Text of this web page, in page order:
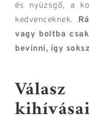
és nyüzsgő, a
kedvenceknek.
vagy boltba
bevinni, így